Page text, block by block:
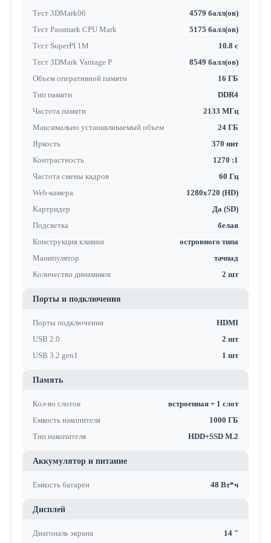
Тест 3DMark06
4579 балл(ов)
Тест Passmark CPU Mark
5175 балл(ов)
Тест SuperPI 1M
10.8 с
Тест 3DMark Vantage P
8549 балл(ов)
Объем оперативной памяти
16 ГБ
Тип памяти
DDR4
Частота памяти
2133 МГц
Максимально устанавливаемый объем
24 ГБ
Яркость
370 нит
Контрастность
1270 :1
Частота смены кадров
60 Гц
Web-камера
1280x720 (HD)
Картридер
Да (SD)
Подсветка
белая
Конструкция клавиш
островного типа
Манипулятор
тачпад
Количество динамиков
2 шт
Порты и подключения
Порты подключения
HDMI
USB 2.0
2 шт
USB 3.2 gen1
1 шт
Память
Кол-во слотов
встроенная + 1 слот
Емкость накопителя
1000 ГБ
Тип накопителя
HDD+SSD M.2
Аккумулятор и питание
Емкость батареи 48 Вт*ч
Дисплей
Диагональ экрана
14 "